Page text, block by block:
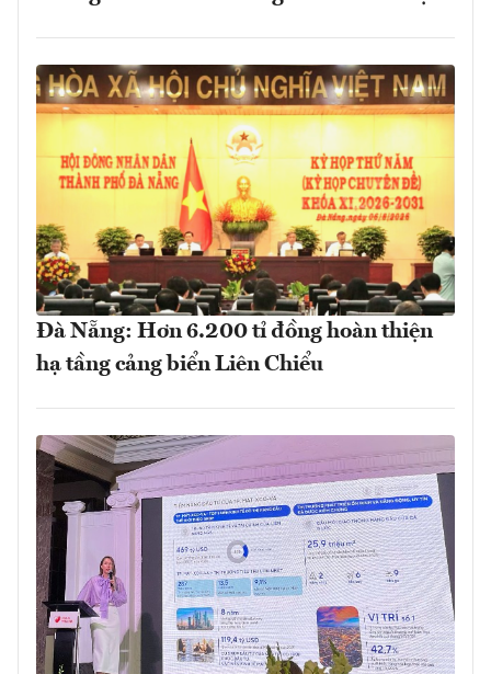
Đà Nẵng: Hơn 6.200 tỉ đồng hoàn thiện
hạ tầng cảng biển Liên Chiểu